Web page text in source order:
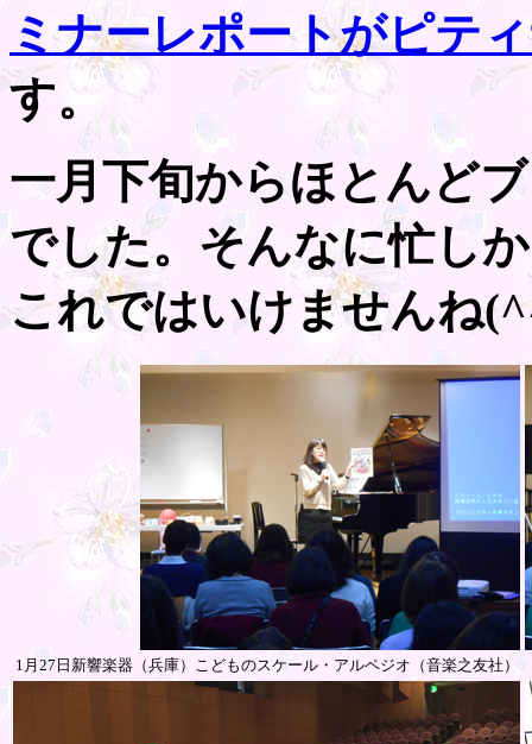
ミナーレポートがピテ
す。
一月下旬からほとんど
でした。そんなに忙し
これではいけませんね
1月27日新響楽器（兵庫）こどものスケール・アルペジオ（音楽之友社）